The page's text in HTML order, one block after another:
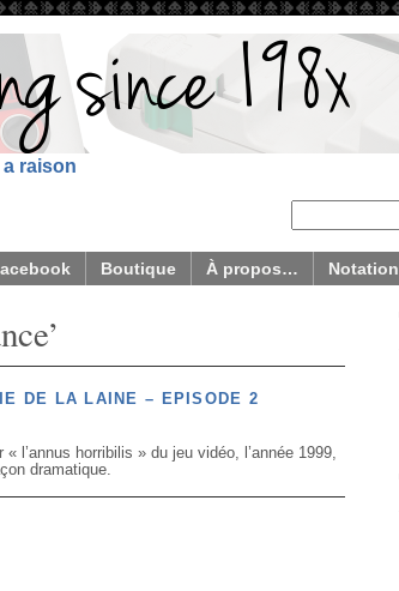
raison
Boutique À propos… Notation
DE LA LAINE – EPISODE 2
l’annus horribilis » du jeu vidéo, l’année 1999,
dramatique.